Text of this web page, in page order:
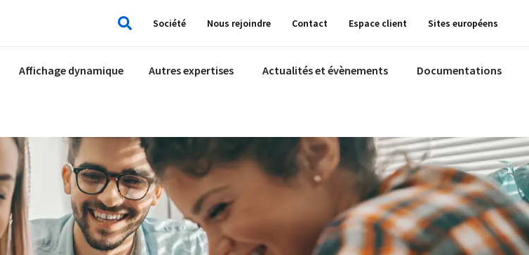
Société Nous rejoindre Contact Espace client Sites européens
Affichage dynamique Autres expertises Actualités et évènements Documentations